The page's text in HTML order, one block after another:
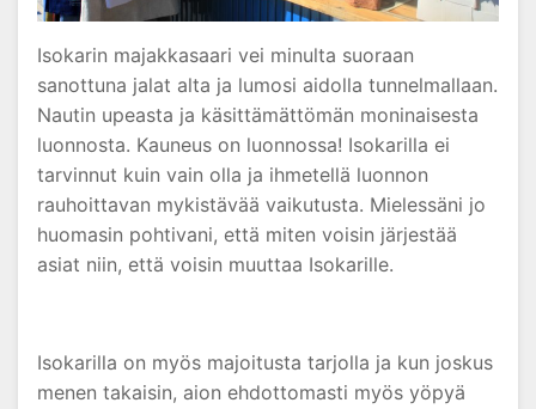
Isokarin majakkasaari vei minulta suoraan
sanottuna jalat alta ja lumosi aidolla tunnelmallaan.
Nautin upeasta ja käsittämättömän moninaisesta
luonnosta. Kauneus on luonnossa! Isokarilla ei
tarvinnut kuin vain olla ja ihmetellä luonnon
rauhoittavan mykistävää vaikutusta. Mielessäni jo
huomasin pohtivani, että miten voisin järjestää
asiat niin, että voisin muuttaa Isokarille.
Isokarilla on myös majoitusta tarjolla ja kun joskus
menen takaisin, aion ehdottomasti myös yöpyä